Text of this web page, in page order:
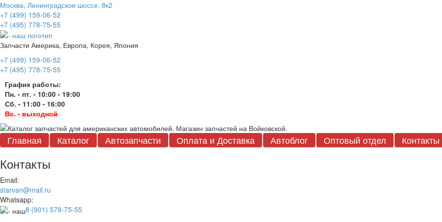
Москва, Ленинградское шоссе, 8к2
+7 (499) 159-06-52
+7 (495) 778-75-55
Запчасти Америка, Европа, Корея, Япония
+7 (499) 159-06-52
+7 (495) 778-75-55
График работы:
Пн. - пт. - 10:00 - 19:00
Сб. - 11:00 - 16:00
Вс. - выходной
Главная Каталог Автозапчасти Оплата и Доставка Автоблог Оптовый отдел Контакты
Контакты
Email:
starvan@mail.ru
Whatsapp:
8 (901) 578-75-55